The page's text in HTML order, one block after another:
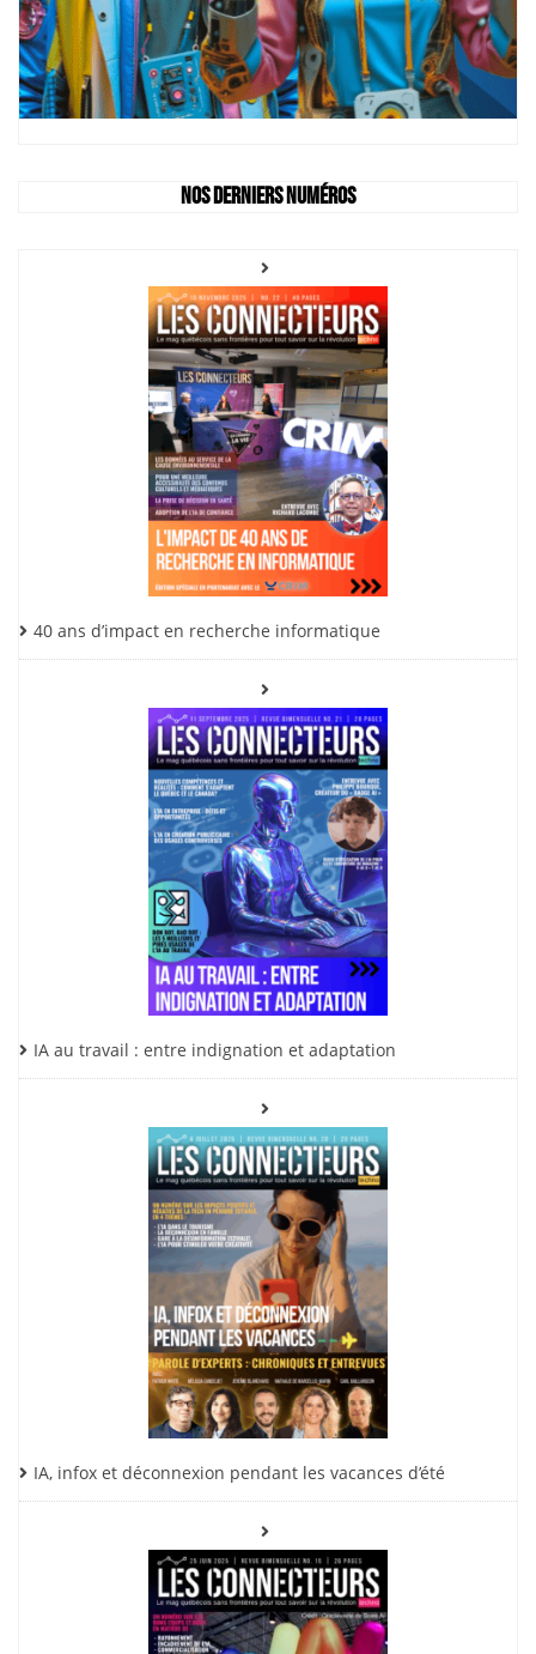
Nos derniers numéros
40 ans d’impact en recherche informatique
IA au travail : entre indignation et adaptation
IA, infox et déconnexion pendant les vacances d’été